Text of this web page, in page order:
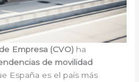
Empresa (CVO) ha
de movilidad
España es el país más